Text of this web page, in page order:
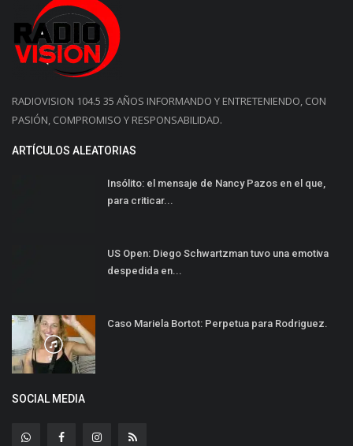
RADIOVISION 104.5 35 AÑOS INFORMANDO Y ENTRETENIENDO, CON
PASIÓN, COMPROMISO Y RESPONSABILIDAD.
ARTÍCULOS ALEATORIAS
Insólito: el mensaje de Nancy Pazos en el que,
para criticar...
US Open: Diego Schwartzman tuvo una emotiva
despedida en...
Caso Mariela Bortot: Perpetua para Rodriguez.
SOCIAL MEDIA